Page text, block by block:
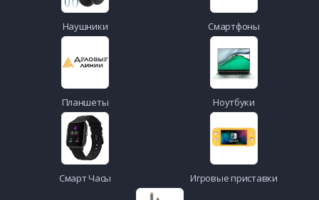
Наушники Смартфоны
Планшеты Ноутбуки
Смарт Часы Игровые приставки